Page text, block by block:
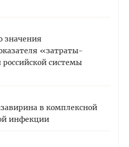
значения
«затраты-
системы
в комплексной
инфекции